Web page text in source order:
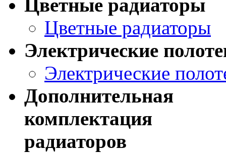
Цветные радиаторы
Цветные радиаторы
Электрические
Электрические
Дополнительная
комплектация
радиаторов